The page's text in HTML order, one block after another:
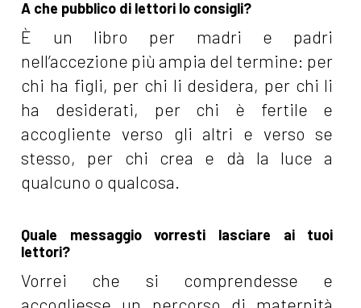
A che pubblico di lettori lo consigli?
È un libro per madri e padri
nell’accezione più ampia del termine: per
chi ha figli, per chi li desidera, per chi li
ha desiderati, per chi è fertile e
accogliente verso gli altri e verso se
stesso, per chi crea e dà la luce a
qualcuno o qualcosa.
Quale messaggio vorresti lasciare ai tuoi
lettori?
Vorrei che si comprendesse e